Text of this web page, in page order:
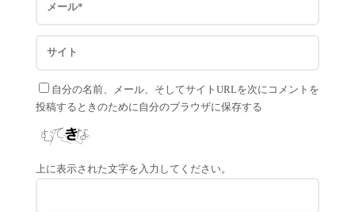
自分の名前、メール、そしてサイトURLを次にコメントを
投稿するときのために自分のブラウザに保存する
上に表示された文字を入力してください。